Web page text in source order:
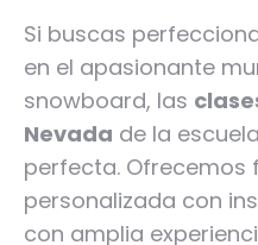
Si buscas
en el apasionante
snowboard, las
Nevada de la escuela
perfecta. Ofrecemos
personalizada con
con amplia